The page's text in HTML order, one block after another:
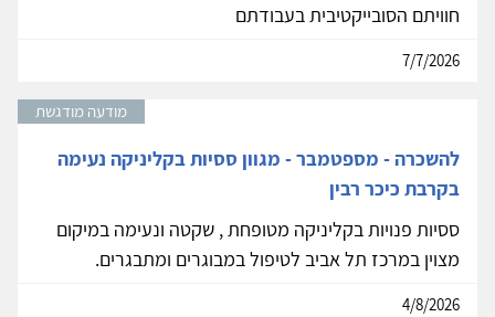
חוויתם הסובייקטיבית בעבודתם
7/7/2026
מודעה מודגשת
להשכרה - מספטמבר - מגוון ססיות בקליניקה נעימה
בקרבת כיכר רבין
ססיות פנויות בקליניקה מטופחת , שקטה ונעימה במיקום
מצוין במרכז תל אביב לטיפול במבוגרים ומתבגרים.
4/8/2026